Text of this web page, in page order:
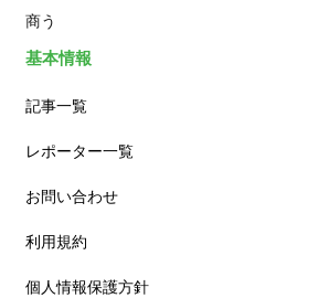
商う
基本情報
記事一覧
レポーター一覧
お問い合わせ
利用規約
個人情報保護方針